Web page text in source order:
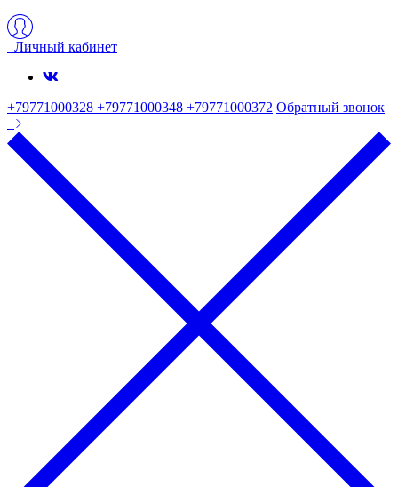
Личный кабинет
+79771000328 +79771000348 +79771000372 Обратный звонок